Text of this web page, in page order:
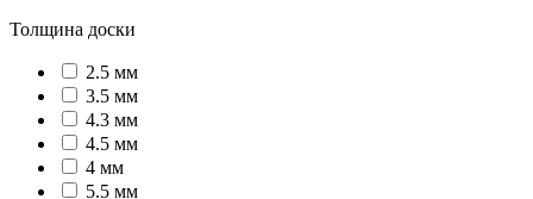
Толщина доски
2.5 мм
3.5 мм
4.3 мм
4.5 мм
4 мм
5.5 мм